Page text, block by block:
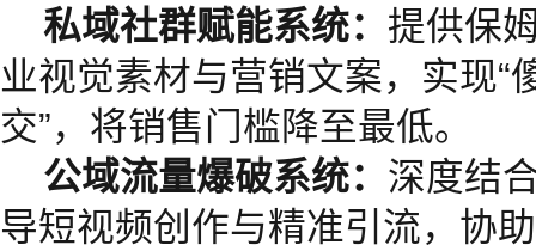
私域社群赋能系统： 提供保
业视觉素材与营销文案，实现“
交”，将销售门槛降至最低。
公域流量爆破系统： 深度结
导短视频创作与精准引流，协